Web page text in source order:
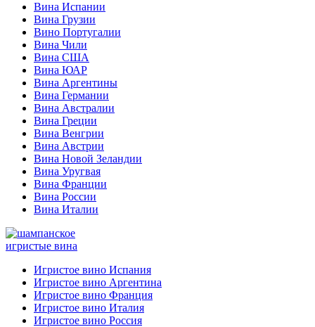
Вина Испании
Вина Грузии
Вино Португалии
Вина Чили
Вина США
Вина ЮАР
Вина Аргентины
Вина Германии
Вина Австралии
Вина Греции
Вина Венгрии
Вина Австрии
Вина Новой Зеландии
Вина Уругвая
Вина Франции
Вина России
Вина Италии
игристые вина
Игристое вино Испания
Игристое вино Аргентина
Игристое вино Франция
Игристое вино Италия
Игристое вино Россия